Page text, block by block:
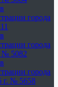
города
города
№ 5082
города
г. № 5658